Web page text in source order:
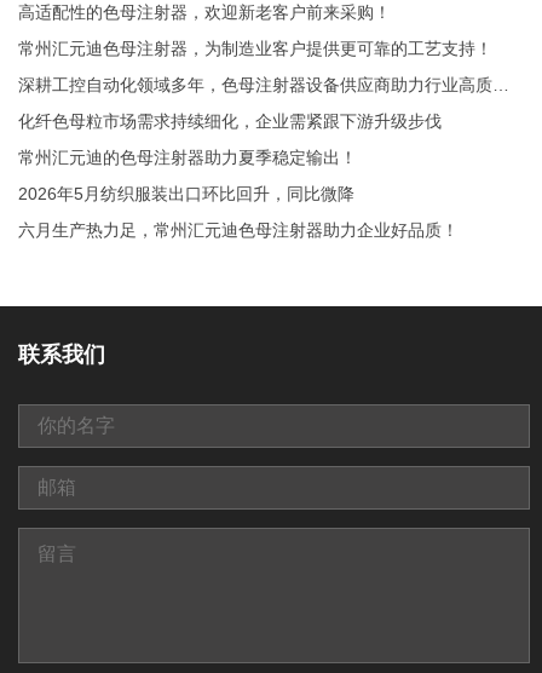
高适配性的色母注射器，欢迎新老客户前来采购！
常州汇元迪色母注射器，为制造业客户提供更可靠的工艺支持！
化纤色母粒市场需求持续细化，企业需紧跟下游升级步伐
常州汇元迪的色母注射器助力夏季稳定输出！
2026年5月纺织服装出口环比回升，同比微降
六月生产热力足，常州汇元迪色母注射器助力企业好品质！
联系我们